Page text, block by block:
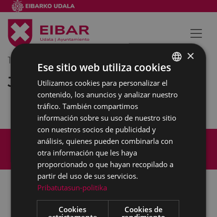
12/04/2019
Junta de Gobierno
Aviso legal
Política de cookies
Accesibilidad
BASQUE
SPANISH
×
Ese sitio web utiliza cookies
Utilizamos cookies para personalizar el
contenido, los anuncios y analizar nuestro
tráfico. También compartimos
información sobre su uso de nuestro sitio
con nuestros socios de publicidad y
análisis, quienes pueden combinarla con
otra información que les haya
proporcionado o que hayan recopilado a
partir del uso de sus servicios.
Pribatutasun-politika
Cookies
Cookies de